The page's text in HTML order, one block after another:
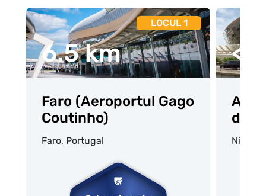
6.5 km
LOCUL 1
Faro (Aeroportul Gago
Coutinho)
Faro, Portugal Nice,